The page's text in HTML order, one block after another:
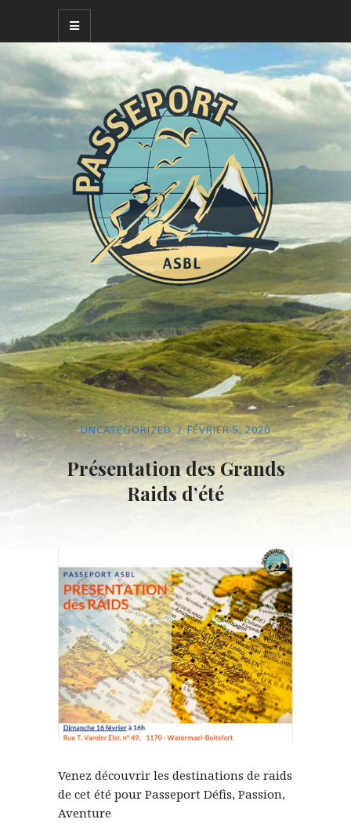
UNCATEGORIZED FÉVRIER 5, 2020
Présentation des Grands
Raids d’été
Venez découvrir les destinations de raids
de cet été pour Passeport Défis, Passion,
Aventure